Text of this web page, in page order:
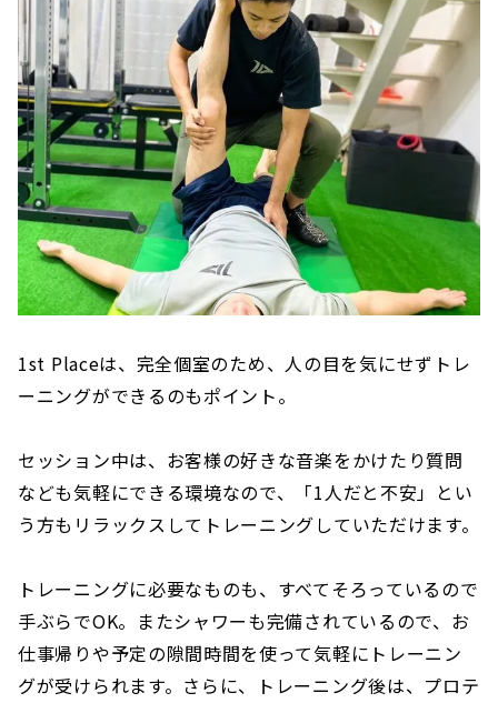
1st Placeは、完全個室のため、人の目を気にせずトレ
ーニングができるのもポイント。
セッション中は、お客様の好きな音楽をかけたり質問
なども気軽にできる環境なので、「1人だと不安」とい
う方もリラックスしてトレーニングしていただけます。
トレーニングに必要なものも、すべてそろっているので
手ぶらでOK。またシャワーも完備されているので、お
仕事帰りや予定の隙間時間を使って気軽にトレーニン
グが受けられます。さらに、トレーニング後は、プロテ